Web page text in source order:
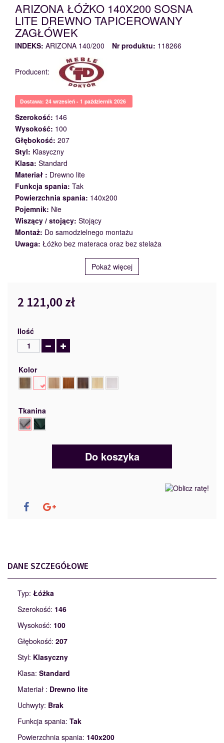
ARIZONA ŁÓŻKO 140X200 SOSNA
LITE DREWNO TAPICEROWANY
ZAGŁÓWEK
INDEKS: ARIZONA 140/200 Nr produktu: 118266
Producent:
Dostawa: 24 wrzesień - 1 październik 2026
Szerokość: 146
Wysokość: 100
Głębokość: 207
Styl: Klasyczny
Klasa: Standard
Materiał : Drewno lite
Funkcja spania: Tak
Powierzchnia spania: 140x200
Pojemnik: Nie
Wiszący / stojący: Stojący
Montaż: Do samodzielnego montażu
Uwaga: Łóżko bez materaca oraz bez stelaża
Pokaż więcej
2 121,00 zł
Ilość
Tkanina
Do koszyka
DANE SZCZEGÓŁOWE
Typ: Łóżka
Szerokość: 146
Wysokość: 100
Głębokość: 207
Styl: Klasyczny
Klasa: Standard
Materiał : Drewno lite
Uchwyty: Brak
Funkcja spania: Tak
Powierzchnia spania: 140x200